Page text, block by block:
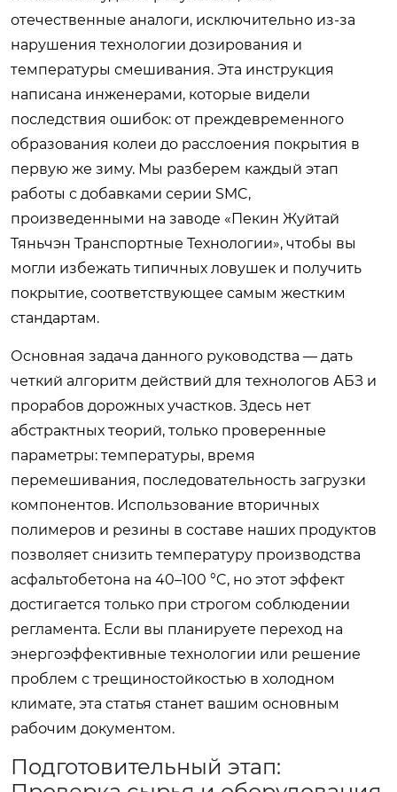
отечественные аналоги, исключительно из-за
нарушения технологии дозирования и
температуры смешивания. Эта инструкция
написана инженерами, которые видели
последствия ошибок: от преждевременного
образования колеи до расслоения покрытия в
первую же зиму. Мы разберем каждый этап
работы с добавками серии SMC,
произведенными на заводе «Пекин Жуйтай
Тяньчэн Транспортные Технологии», чтобы вы
могли избежать типичных ловушек и получить
покрытие, соответствующее самым жестким
стандартам.
Основная задача данного руководства — дать
четкий алгоритм действий для технологов АБЗ и
прорабов дорожных участков. Здесь нет
абстрактных теорий, только проверенные
параметры: температуры, время
перемешивания, последовательность загрузки
компонентов. Использование вторичных
полимеров и резины в составе наших продуктов
позволяет снизить температуру производства
асфальтобетона на 40–100 °C, но этот эффект
достигается только при строгом соблюдении
регламента. Если вы планируете переход на
энергоэффективные технологии или решение
проблем с трещиностойкостью в холодном
климате, эта статья станет вашим основным
рабочим документом.
Подготовительный этап: